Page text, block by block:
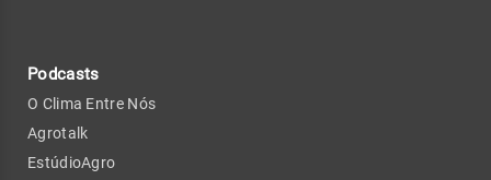
Podcasts
O Clima Entre Nós
Agrotalk
EstúdioAgro